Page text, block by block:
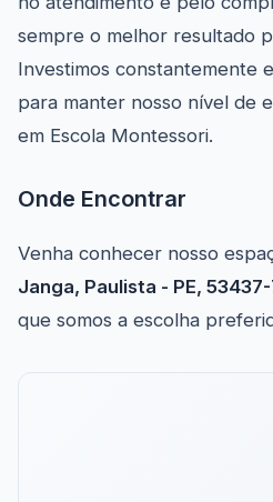
sempre o melhor resultado
Investimos constantemente
para manter nosso nível de
em Escola Montessori.
Onde Encontrar
Venha conhecer nosso
Janga, Paulista - PE,
que somos a escolha